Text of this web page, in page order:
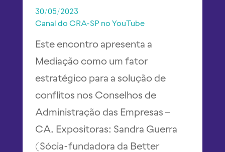
30/05/2023
Canal do CRA-SP no YouTube
Este encontro apresenta a
Mediação como um fator
estratégico para a solução de
conflitos nos Conselhos de
Administração das Empresas –
CA. Expositoras: Sandra Guerra
(Sócia-fundadora da Better